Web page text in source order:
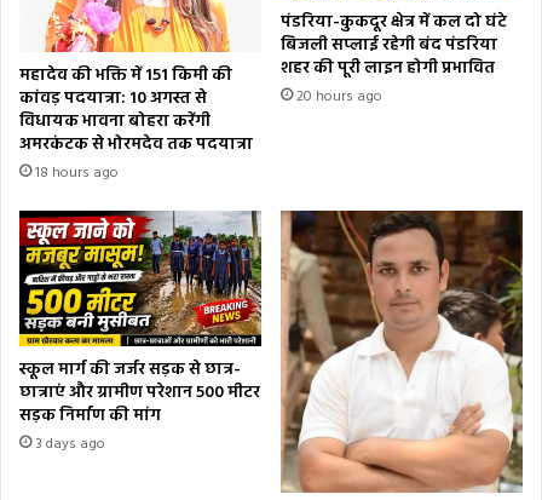
महादेव की भक्ति में 151 किमी की
कांवड़ पदयात्रा: 10 अगस्त से
विधायक भावना बोहरा करेंगी
अमरकंटक से भोरमदेव तक पदयात्रा
18 hours ago
पंडरिया-कुकदूर क्षेत्र में कल दो घंटे
बिजली सप्लाई रहेगी बंद पंडरिया
शहर की पूरी लाइन होगी प्रभावित
20 hours ago
स्कूल मार्ग की जर्जर सड़क से छात्र-
छात्राएं और ग्रामीण परेशान 500 मीटर
सड़क निर्माण की मांग
3 days ago